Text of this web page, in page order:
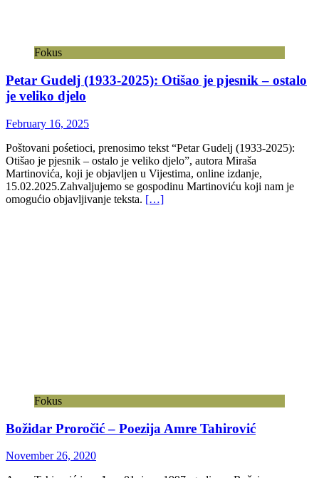
Fokus
Petar Gudelj (1933-2025): Otišao je pjesnik – ostalo
je veliko djelo
February 16, 2025
Poštovani pośetioci, prenosimo tekst “Petar Gudelj (1933-2025):
Otišao je pjesnik – ostalo je veliko djelo”, autora Miraša
Martinovića, koji je objavljen u Vijestima, online izdanje,
15.02.2025.Zahvaljujemo se gospodinu Martinoviću koji nam je
omogućio objavljivanje teksta. […]
Fokus
Božidar Proročić – Poezija Amre Tahirović
November 26, 2020